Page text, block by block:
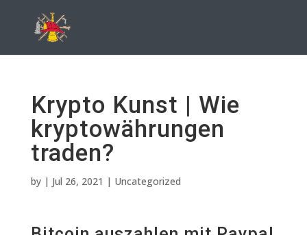
Krypto Kunst | Wie
kryptowährungen
traden?
by | Jul 26, 2021 | Uncategorized